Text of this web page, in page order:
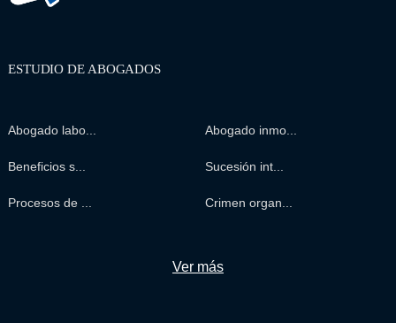
ESTUDIO DE ABOGADOS
Abogado labo... Abogado inmo...
Beneficios s... Sucesión int...
Procesos de ... Crimen organ...
Ver más